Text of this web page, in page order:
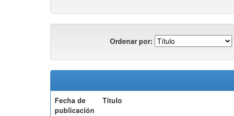
Ordenar por:
Fecha de
publicación
Título